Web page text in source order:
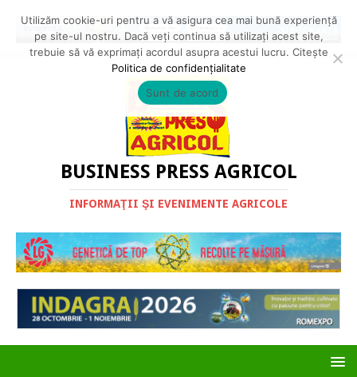
BUSINESS PRESS AGRICOL
INFORMAŢII ŞI EVENIMENTE AGRICOLE
Utilizăm cookie-uri pentru a vă asigura cea mai bună experiență
pe site-ul nostru. Dacă veți continua să utilizați acest site,
trebuie să vă exprimați acordul asupra acestui lucru. Citește
Politica de confidențialitate
Sunt de acord